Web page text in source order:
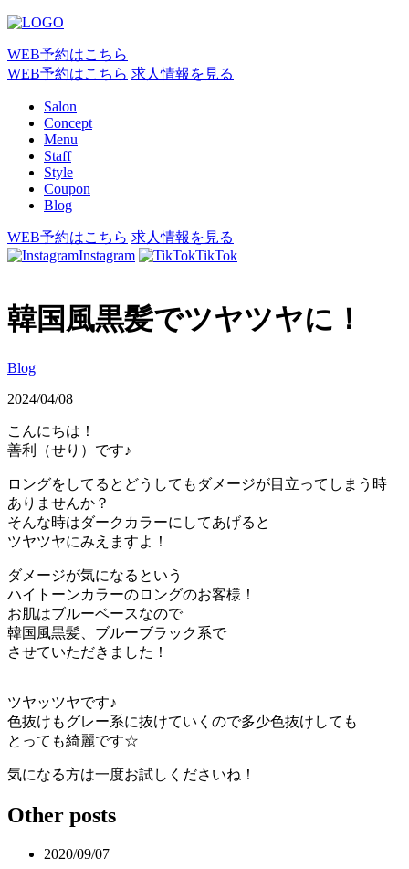
WEB予約はこちら
WEB予約はこちら 求人情報を見る
Salon
Concept
Menu
Staff
Style
Coupon
Blog
WEB予約はこちら 求人情報を見る
Instagram
TikTok
韓国風黒髪でツヤツヤに！
Blog
2024/04/08
こんにちは！
善利（せり）です♪
ロングをしてるとどうしてもダメージが目立ってしまう時
ありませんか？
そんな時はダークカラーにしてあげると
ツヤツヤにみえますよ！
ダメージが気になるという
ハイトーンカラーのロングのお客様！
お肌はブルーベースなので
韓国風黒髪、ブルーブラック系で
させていただきました！
ツヤッツヤです♪
色抜けもグレー系に抜けていくので多少色抜けしても
とっても綺麗です☆
気になる方は一度お試しくださいね！
Other posts
2020/09/07